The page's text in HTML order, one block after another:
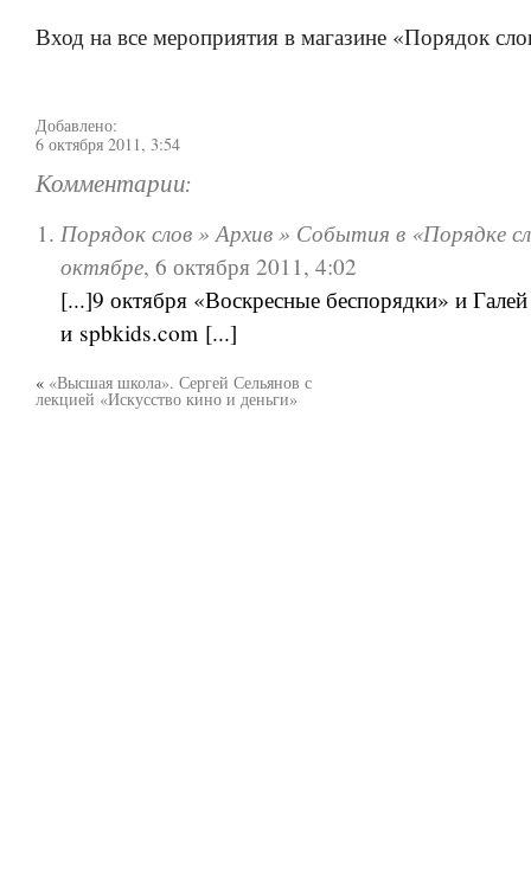
Вход на все мероприятия в магазине «Порядок
Добавлено:
6 октября 2011, 3:54
Комментарии:
Порядок слов » Архив » События в «Порядке
октябре,6 октября 2011, 4:02
[...]9 октября «Воскресные беспорядки» и
и spbkids.com [...]
« «Высшая школа». Сергей Сельянов с
лекцией «Искусство кино и деньги»